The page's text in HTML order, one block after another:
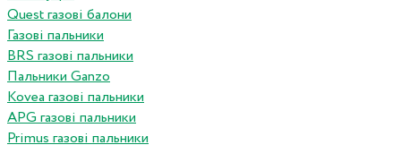
Quest газові балони
Газові пальники
BRS газові пальники
Пальники Ganzo
Kovea газові пальники
APG газові пальники
Primus газові пальники